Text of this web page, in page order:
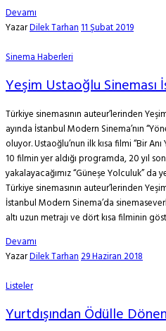
Devamı
YazarDilek Tarhan11 Şubat 2019
Sinema Haberleri
Yeşim Ustaoğlu Sineması
Türkiye sinemasının auteur’lerinden
ayında İstanbul Modern Sinema’nın
oluyor. Ustaoğlu’nun ilk kısa filmi “Bir
10 filmin yer aldığı programda, 20 yıl
yakalayacağımız “Güneşe Yolculuk” da
Türkiye sinemasının auteur’lerinden
İstanbul Modern Sinema’da
altı uzun metrajı ve dört kısa filminin
Devamı
YazarDilek Tarhan29 Haziran 2018
Listeler
Yurtdışından Ödülle